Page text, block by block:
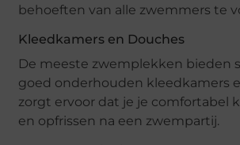
behoeften van alle zwemmers te
Kleedkamers en Douches
De meeste zwemplekken bieden
goed onderhouden kleedkamers
zorgt ervoor dat je je comfortabel
en opfrissen na een zwempartij.